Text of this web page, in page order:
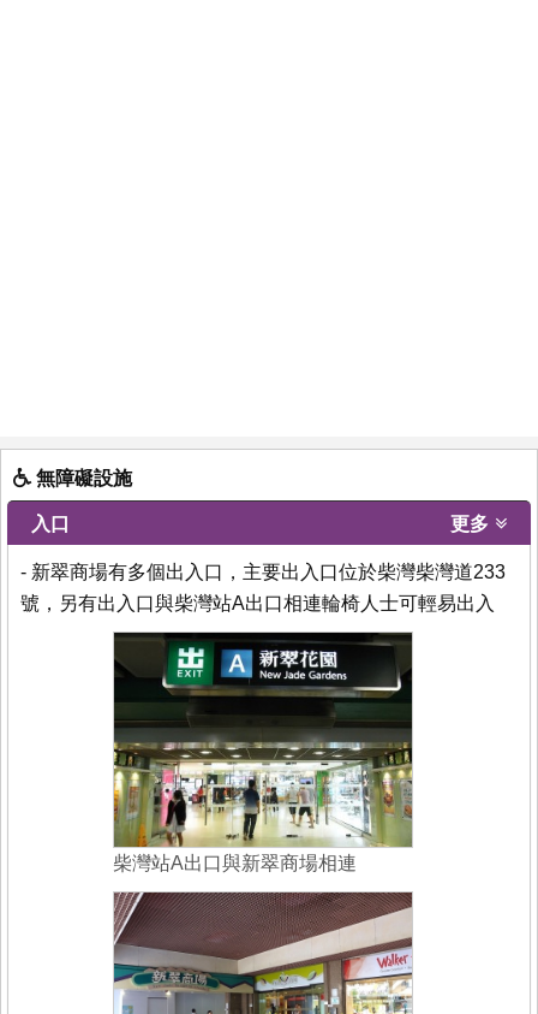
無障礙設施
入口 更多
- 新翠商場有多個出入口，主要出入口位於柴灣柴灣道233
號，另有出入口與柴灣站A出口相連輪椅人士可輕易出入
柴灣站A出口與新翠商場相連